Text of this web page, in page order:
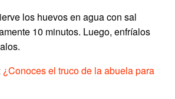
los huevos en agua con sal
10 minutos. Luego, enfríalos
¿Conoces el truco de la abuela para